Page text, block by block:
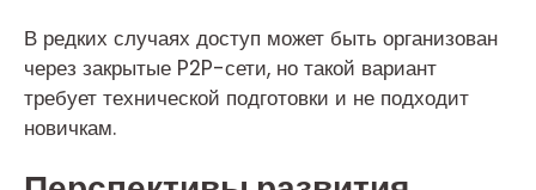
В редких случаях доступ может быть организован
через закрытые P2P-сети, но такой вариант
требует технической подготовки и не подходит
новичкам.